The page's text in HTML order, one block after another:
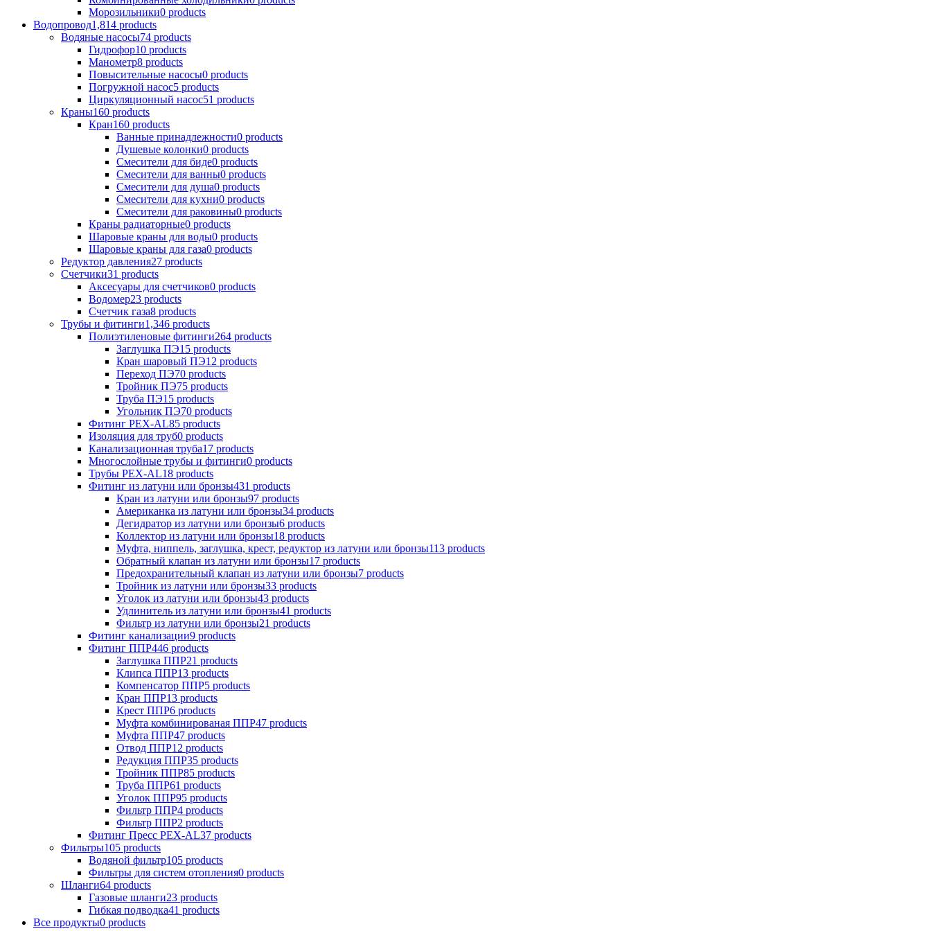
Морозильники0 products
Водопровод1,814 products
Водяные насосы74 products
Гидрофор10 products
Манометр8 products
Повысительные насосы0 products
Погружной насос5 products
Циркуляционный насос51 products
Краны160 products
Кран160 products
Ванные принадлежности0 products
Душевые колонки0 products
Смесители для биде0 products
Смесители для ванны0 products
Смесители для душа0 products
Смесители для кухни0 products
Смесители для раковины0 products
Краны радиаторные0 products
Шаровые краны для воды0 products
Шаровые краны для газа0 products
Редуктор давления27 products
Счетчики31 products
Аксесуары для счетчиков0 products
Водомер23 products
Счетчик газа8 products
Трубы и фитинги1,346 products
Полиэтиленовые фитинги264 products
Заглушка ПЭ15 products
Кран шаровый ПЭ12 products
Переход ПЭ70 products
Тройник ПЭ75 products
Труба ПЭ15 products
Угольник ПЭ70 products
Фитинг PEX-AL85 products
Изоляция для труб0 products
Канализационная труба17 products
Многослойные трубы и фитинги0 products
Трубы PEX-AL18 products
Фитинг из латуни или бронзы431 products
Кран из латуни или бронзы97 products
Американка из латуни или бронзы34 products
Дегидратор из латуни или бронзы6 products
Коллектор из латуни или бронзы18 products
Муфта, ниппель, заглушка, крест, редуктор из латуни или бронзы113 products
Обратный клапан из латуни или бронзы17 products
Предохранительный клапан из латуни или бронзы7 products
Тройник из латуни или бронзы33 products
Уголок из латуни или бронзы43 products
Удлинитель из латуни или бронзы41 products
Фильтр из латуни или бронзы21 products
Фитинг канализации9 products
Фитинг ППР446 products
Заглушка ППР21 products
Клипса ППР13 products
Компенсатор ППР5 products
Кран ППР13 products
Крест ППР6 products
Муфта комбинированая ППР47 products
Муфта ППР47 products
Отвод ППР12 products
Редукция ППР35 products
Тройник ППР85 products
Труба ППР61 products
Уголок ППР95 products
Фильтр ППР4 products
Фильтр ППР2 products
Фитинг Пресс PEX-AL37 products
Фильтры105 products
Водяной фильтр105 products
Фильтры для систем отопления0 products
Шланги64 products
Газовые шланги23 products
Гибкая подводка41 products
Все продукты0 products